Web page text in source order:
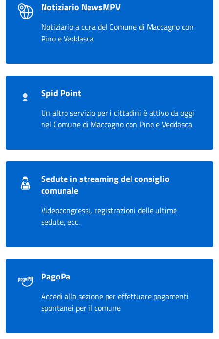
Notiziario NewsMPV
Notiziario a cura del Comune di Maccagno con
Pino e Veddasca
Spid Point
Un altro servizio per i cittadini è attivo da oggi
nel Comune di Maccagno con Pino e Veddasca
Sedute in streaming del consiglio
comunale
Videocongressi, registrazioni delle ultime
sedute, ecc.
PagoPa
Accedi alla sezione per effettuare pagamenti
spontanei per il comune